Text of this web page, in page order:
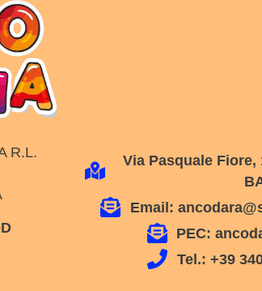
R.L.
Via Pasquale Fiore,
Email:
PEC:
Tel.: +39